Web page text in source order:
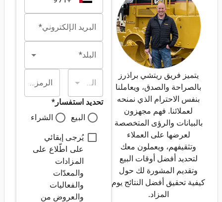
البريد الإلكتروني*
البلد*
الولاية/المقاطعة* الرمز البريدي*
تحديد استفسار *
البيع
الشراء
يُرجى إبقائي
على اطّلاع على
المزادات
والمعدّات
والفعاليات
والعروض من
يتميز فريق ريتشي براذرز
بالصراحة والصدق، ويعاملنا
بنفس الاحترام الذي نمنحه
لعملائنا. فهم مجهزون
بالبيانات والرؤى المتخصصة
لعرضها على العملاء
وتثقيفهم، ويعملون معك
لتحديد أفضل أوقات البيع
وتقديم المشورة لك حول
كيفية تحقيق أفضل النتائج يوم
المزاد.